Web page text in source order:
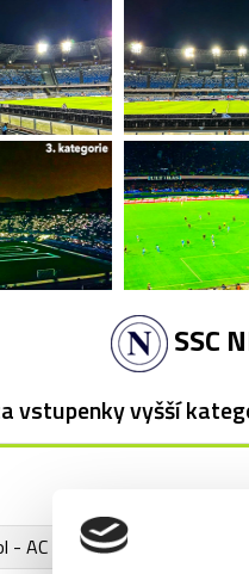
SSC
vstupenky vyšší
- AC Fiorentina - 2. kategorie